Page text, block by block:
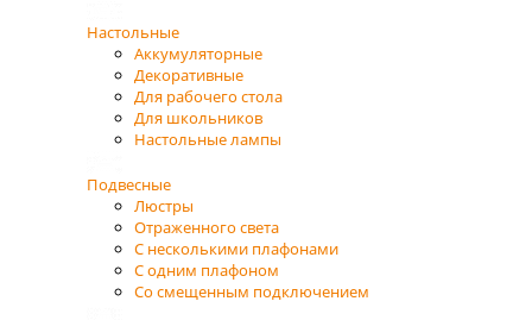
Настольные
Аккумуляторные
Декоративные
Для рабочего стола
Для школьников
Настольные лампы
Подвесные
Люстры
Отраженного света
С несколькими плафонами
С одним плафоном
Со смещенным подключением